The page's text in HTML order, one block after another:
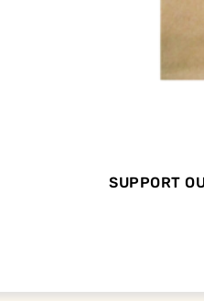
SUPPORT